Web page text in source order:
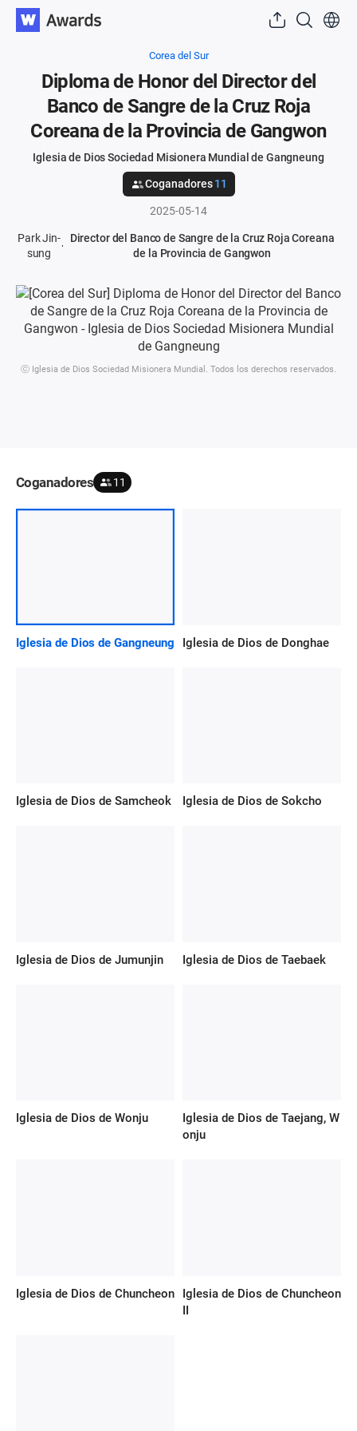
Corea del Sur
Diploma de Honor del Director del
Banco de Sangre de la Cruz Roja
Coreana de la Provincia de Gangwon
Iglesia de Dios Sociedad Misionera Mundial de Gangneung
Coganadores 11
2025-05-14
Park Jin-
sung
Director del Banco de Sangre de la Cruz Roja Coreana
de la Provincia de Gangwon
ⓒ Iglesia de Dios Sociedad Misionera Mundial. Todos los derechos reservados.
Coganadores 11
Iglesia de Dios de Gangneung Iglesia de Dios de Donghae
Iglesia de Dios de Samcheok Iglesia de Dios de Sokcho
Iglesia de Dios de Jumunjin Iglesia de Dios de Taebaek
Iglesia de Dios de Wonju
Iglesia de Dios de Taejang, W
onju
Iglesia de Dios de Chuncheon
Iglesia de Dios de Chuncheon
II